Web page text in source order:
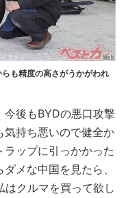
も精度の高さがうかがわれ
後もBYDの悪口攻撃
気持ち悪いので健全か
ップに引っかかった
メな中国を見たら、
はクルマを買って欲し